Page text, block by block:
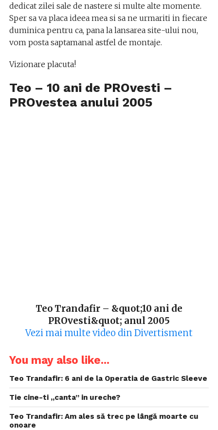
dedicat zilei sale de nastere si multe alte momente.
Sper sa va placa ideea mea si sa ne urmariti in fiecare
duminica pentru ca, pana la lansarea site-ului nou,
vom posta saptamanal astfel de montaje.
Vizionare placuta!
Teo – 10 ani de PROvesti –
PROvestea anului 2005
Teo Trandafir – &quot;10 ani de
PROvesti&quot; anul 2005
Vezi mai multe video din Divertisment
You may also like...
Teo Trandafir: 6 ani de la Operatia de Gastric Sleeve
Tie cine-ti „canta” in ureche?
Teo Trandafir: Am ales să trec pe lângă moarte cu
onoare